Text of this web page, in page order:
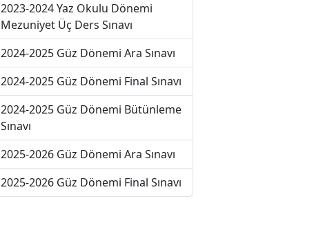
2023-2024 Yaz Okulu Dönemi
Mezuniyet Üç Ders Sınavı
2024-2025 Güz Dönemi Ara Sınavı
2024-2025 Güz Dönemi Final Sınavı
2024-2025 Güz Dönemi Bütünleme
Sınavı
2025-2026 Güz Dönemi Ara Sınavı
2025-2026 Güz Dönemi Final Sınavı